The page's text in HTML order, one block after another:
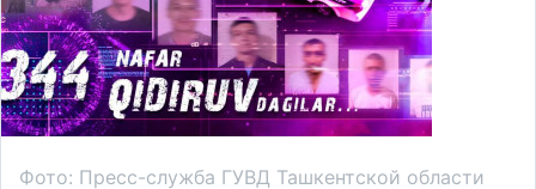
Фото: Пресс-служба ГУВД Ташкентской области